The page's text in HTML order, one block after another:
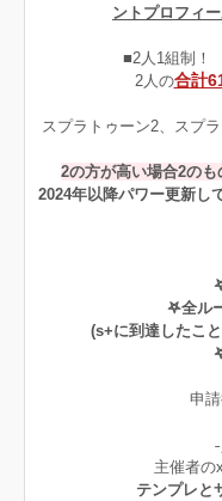
ントプロフィ
■2人1組制！
2人の合計
スプラトゥーン2、スプ
2の方が高い場合2の
2024年以降パワー更新し
𖤐全ル
(s+に到達したこ
申
主催者の
テンプレと